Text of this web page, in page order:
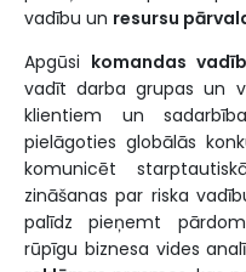
vadību un resursu
Apgūsi komandas
vadīt darba grupas un
klientiem un
pielāgoties globālās
komunicēt
zināšanas par riska
palīdz pieņemt
rūpīgu biznesa vides